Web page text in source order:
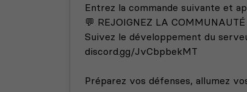
Entrez la commande suivante et
💬 REJOIGNEZ LA COMMUNAUTÉ
Suivez le développement du
discord.gg/JvCbpbekMT
Préparez vos défenses, allumez